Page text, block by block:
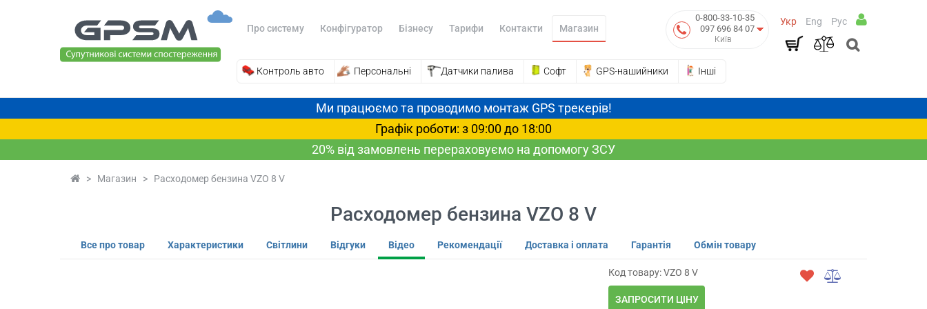
0-800-33-10-35
097 696 84 07
Київ
Укр Eng Рус
Про систему Конфігуратор Бізнесу Тарифи Контакти Магазин
Контроль авто Персональні Датчики палива Софт GPS-нашийники Інші
Ми працюємо та проводимо монтаж GPS трекерів!
Графік роботи: з 09:00 до 18:00
20% від замовлень перераховуємо на допомогу ЗСУ
> Магазин > Расходомер бензина VZO 8 V
Расходомер бензина VZO 8 V
Все про товар Характеристики Світлини Відгуки Відео Рекомендації Доставка і оплата Гарантія Обмін товару
Код товару: VZO 8 V
ЗАПРОСИТИ ЦІНУ